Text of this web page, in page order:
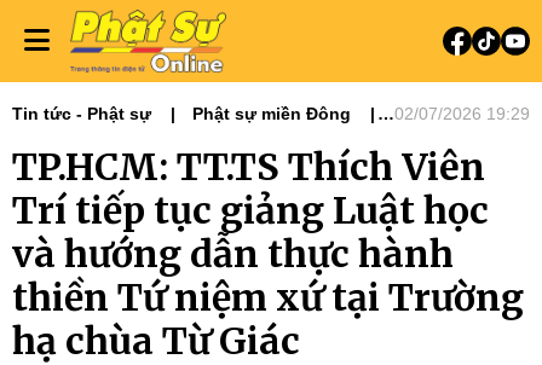
Tin tức - Phật sự
Phật sự miền Đông
02/07/2026 19:29
TP.HCM: TT.TS Thích Viên
Trí tiếp tục giảng Luật học
và hướng dẫn thực hành
thiền Tứ niệm xứ tại Trường
hạ chùa Từ Giác